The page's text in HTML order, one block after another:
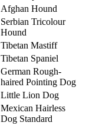
Afghan Hound
Serbian Tricolour
Hound
Tibetan Mastiff
Tibetan Spaniel
German Rough-
haired Pointing Dog
Little Lion Dog
Mexican Hairless
Dog Standard